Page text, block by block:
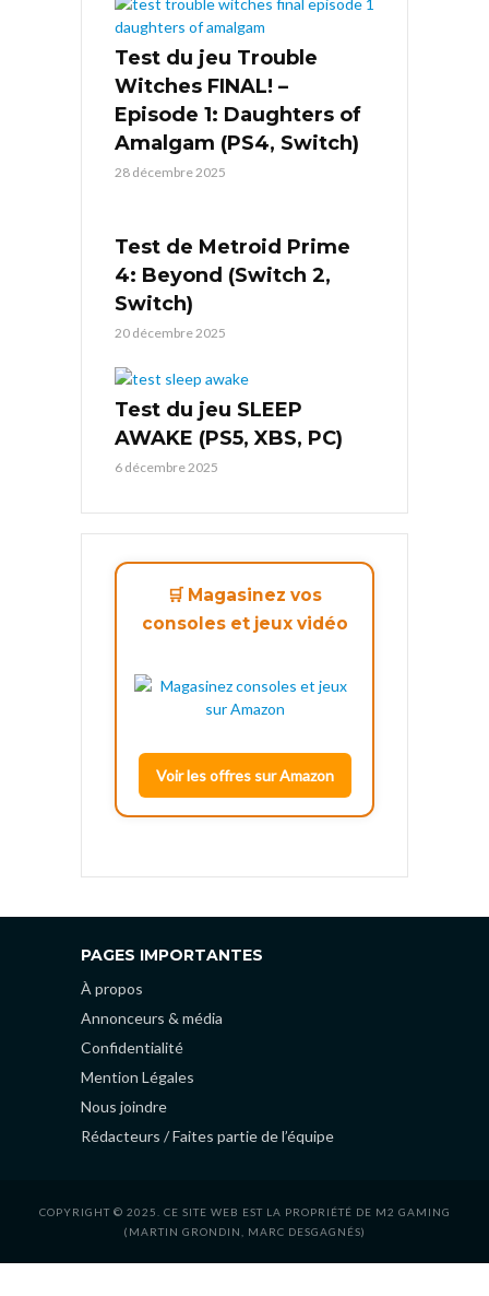
Test du jeu Trouble
Witches FINAL! –
Episode 1: Daughters of
Amalgam (PS4, Switch)
28 décembre 2025
Test de Metroid Prime
4: Beyond (Switch 2,
Switch)
20 décembre 2025
Test du jeu SLEEP
AWAKE (PS5, XBS, PC)
6 décembre 2025
🛒 Magasinez vos
consoles et jeux vidéo
Voir les offres sur Amazon
PAGES IMPORTANTES
À propos
Annonceurs & média
Confidentialité
Mention Légales
Nous joindre
Rédacteurs / Faites partie de l’équipe
COPYRIGHT © 2025. CE SITE WEB EST LA PROPRIÉTÉ DE M2 GAMING
(MARTIN GRONDIN, MARC DESGAGNÉS)